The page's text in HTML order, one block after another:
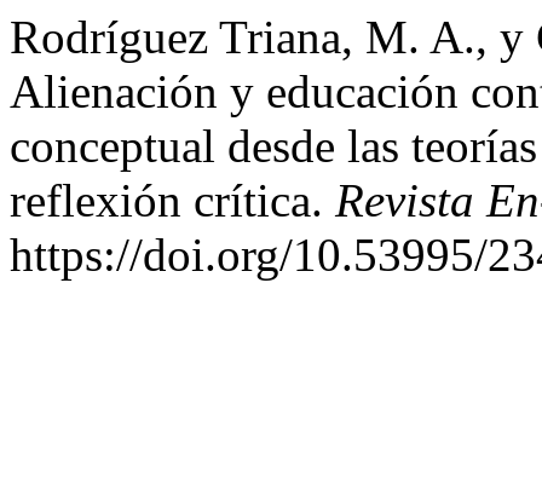
Rodríguez Triana, M. A., y
Alienación y educación
conceptual desde las
reflexión crítica. Revista
https://doi.org/10.53995/